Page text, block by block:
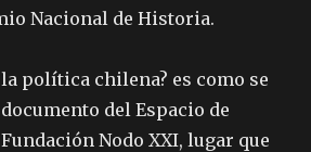
Nacional de Historia.
política chilena? es como se
del Espacio de
Nodo XXI, lugar que